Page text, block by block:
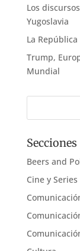
Los
Yugoslavia
La República
Trump,
Mundial
Secciones
Beers and
Cine y Series